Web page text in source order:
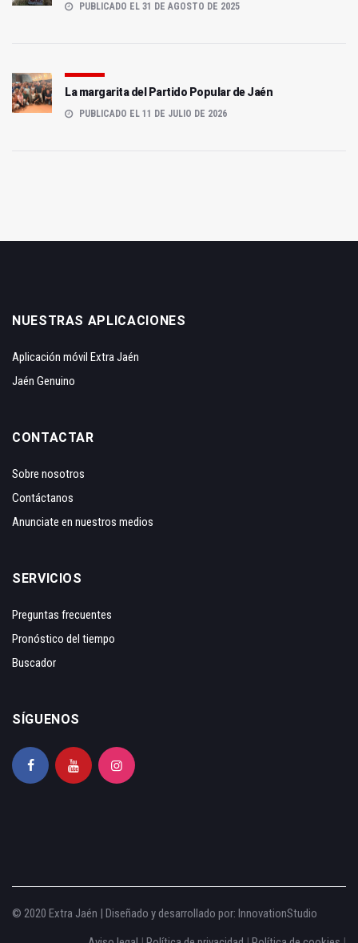
PUBLICADO EL 31 DE AGOSTO DE 2025
La margarita del Partido Popular de Jaén
PUBLICADO EL 11 DE JULIO DE 2026
NUESTRAS APLICACIONES
Aplicación móvil Extra Jaén
Jaén Genuino
CONTACTAR
Sobre nosotros
Contáctanos
Anunciate en nuestros medios
SERVICIOS
Preguntas frecuentes
Pronóstico del tiempo
Buscador
SÍGUENOS
© 2020 Extra Jaén | Diseñado y desarrollado por: InnovationStudio